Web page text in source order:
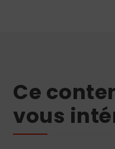
Ce
vous